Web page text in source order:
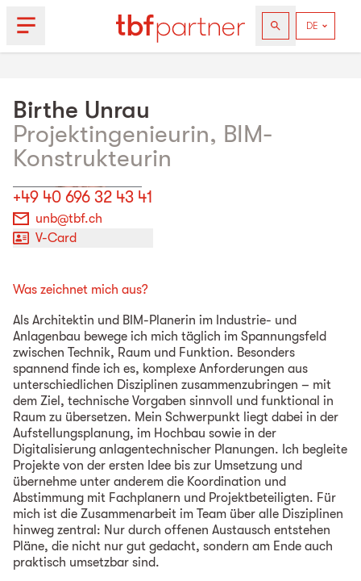
Birthe Unrau
Projektingenieurin, BIM-
Konstrukteurin
+49 40 696 32 43 41
unb@tbf.ch
V-Card
Was zeichnet mich aus?
Als Architektin und BIM-Planerin im Industrie- und
Anlagenbau bewege ich mich täglich im Spannungsfeld
zwischen Technik, Raum und Funktion. Besonders
spannend finde ich es, komplexe Anforderungen aus
unterschiedlichen Disziplinen zusammenzubringen – mit
dem Ziel, technische Vorgaben sinnvoll und funktional in
Raum zu übersetzen. Mein Schwerpunkt liegt dabei in der
Aufstellungsplanung, im Hochbau sowie in der
Digitalisierung anlagentechnischer Planungen. Ich begleite
Projekte von der ersten Idee bis zur Umsetzung und
übernehme unter anderem die Koordination und
Abstimmung mit Fachplanern und Projektbeteiligten. Für
mich ist die Zusammenarbeit im Team über alle Disziplinen
hinweg zentral: Nur durch offenen Austausch entstehen
Pläne, die nicht nur gut gedacht, sondern am Ende auch
praktisch umsetzbar sind.